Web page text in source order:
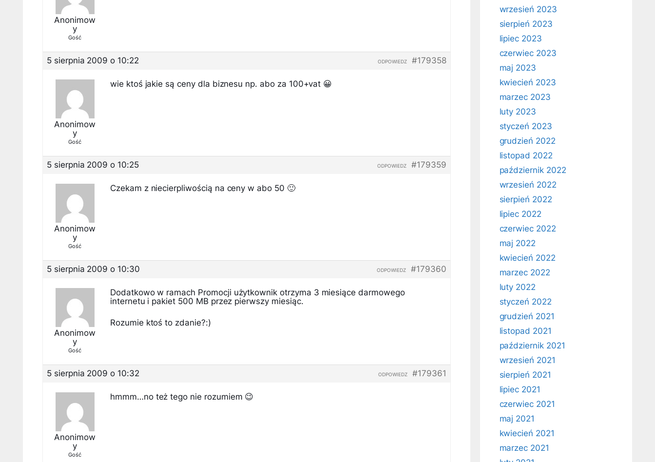
Anonimow
y
Gość
5 sierpnia 2009 o 10:22 #179358
ODPOWIEDZ
Anonimow
y
Gość
wie ktoś jakie są ceny dla biznesu np. abo za 100+vat 😀
5 sierpnia 2009 o 10:25 #179359
ODPOWIEDZ
Anonimow
y
Gość
Czekam z niecierpliwością na ceny w abo 50 🙂
5 sierpnia 2009 o 10:30 #179360
ODPOWIEDZ
Anonimow
y
Gość
Dodatkowo w ramach Promocji użytkownik otrzyma 3 miesiące darmowego
internetu i pakiet 500 MB przez pierwszy miesiąc.
Rozumie ktoś to zdanie?:)
5 sierpnia 2009 o 10:32 #179361
ODPOWIEDZ
Anonimow
y
Gość
hmmm…no też tego nie rozumiem 😉
wrzesień 2023
sierpień 2023
lipiec 2023
czerwiec 2023
maj 2023
kwiecień 2023
marzec 2023
luty 2023
styczeń 2023
grudzień 2022
listopad 2022
październik 2022
wrzesień 2022
sierpień 2022
lipiec 2022
czerwiec 2022
maj 2022
kwiecień 2022
marzec 2022
luty 2022
styczeń 2022
grudzień 2021
listopad 2021
październik 2021
wrzesień 2021
sierpień 2021
lipiec 2021
czerwiec 2021
maj 2021
kwiecień 2021
marzec 2021